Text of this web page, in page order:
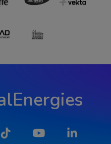
Tiktok YouTube LinkedIn